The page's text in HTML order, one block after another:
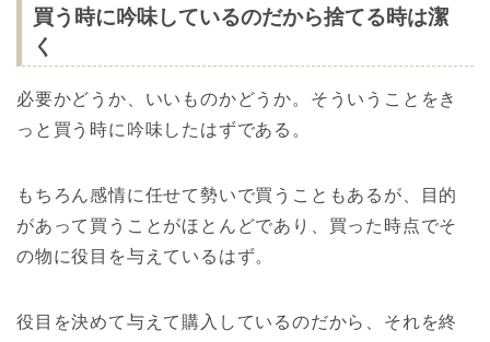
買う時に吟味しているのだから捨てる時は潔
く
必要かどうか、いいものかどうか。そういうことをき
っと買う時に吟味したはずである。
もちろん感情に任せて勢いで買うこともあるが、目的
があって買うことがほとんどであり、買った時点でそ
の物に役目を与えているはず。
役目を決めて与えて購入しているのだから、それを終